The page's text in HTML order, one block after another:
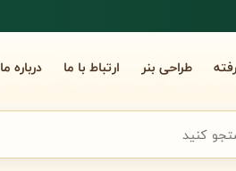
طراحی بنر ارتباط با ما درباره ما